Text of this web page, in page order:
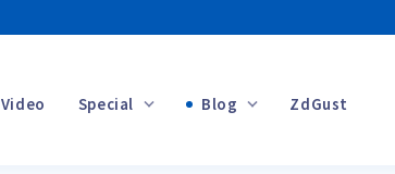
Video Special Blog ZdGust